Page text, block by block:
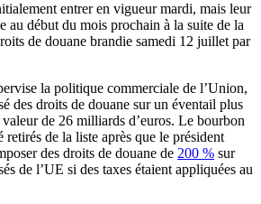
entrer en vigueur mardi, mais leur
au début du mois prochain à la suite de la
de douane brandie samedi 12 juillet par
la politique commerciale de l’Union,
des droits de douane sur un éventail plus
de 26 milliards d’euros. Le bourbon
de la liste après que le président
des droits de douane de 200 % sur
de l’UE si des taxes étaient appliquées au